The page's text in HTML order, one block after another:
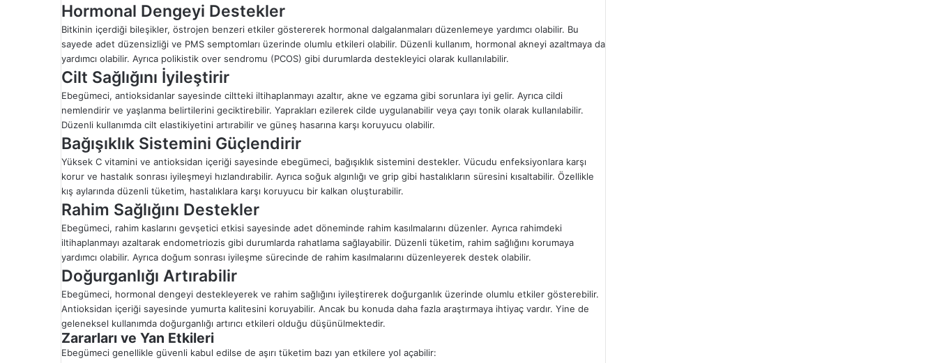
Hormonal Dengeyi Destekler
Bitkinin içerdiği bileşikler, östrojen benzeri etkiler göstererek hormonal dalgalanmaları düzenlemeye yardımcı olabilir. Bu
sayede adet düzensizliği ve PMS semptomları üzerinde olumlu etkileri olabilir. Düzenli kullanım, hormonal akneyi azaltmaya da
yardımcı olabilir. Ayrıca polikistik over sendromu (PCOS) gibi durumlarda destekleyici olarak kullanılabilir.
Cilt Sağlığını İyileştirir
Ebegümeci, antioksidanlar sayesinde ciltteki iltihaplanmayı azaltır, akne ve egzama gibi sorunlara iyi gelir. Ayrıca cildi
nemlendirir ve yaşlanma belirtilerini geciktirebilir. Yaprakları ezilerek cilde uygulanabilir veya çayı tonik olarak kullanılabilir.
Düzenli kullanımda cilt elastikiyetini artırabilir ve güneş hasarına karşı koruyucu olabilir.
Bağışıklık Sistemini Güçlendirir
Yüksek C vitamini ve antioksidan içeriği sayesinde ebegümeci, bağışıklık sistemini destekler. Vücudu enfeksiyonlara karşı
korur ve hastalık sonrası iyileşmeyi hızlandırabilir. Ayrıca soğuk algınlığı ve grip gibi hastalıkların süresini kısaltabilir. Özellikle
kış aylarında düzenli tüketim, hastalıklara karşı koruyucu bir kalkan oluşturabilir.
Rahim Sağlığını Destekler
Ebegümeci, rahim kaslarını gevşetici etkisi sayesinde adet döneminde rahim kasılmalarını düzenler. Ayrıca rahimdeki
iltihaplanmayı azaltarak endometriozis gibi durumlarda rahatlama sağlayabilir. Düzenli tüketim, rahim sağlığını korumaya
yardımcı olabilir. Ayrıca doğum sonrası iyileşme sürecinde de rahim kasılmalarını düzenleyerek destek olabilir.
Doğurganlığı Artırabilir
Ebegümeci, hormonal dengeyi destekleyerek ve rahim sağlığını iyileştirerek doğurganlık üzerinde olumlu etkiler gösterebilir.
Antioksidan içeriği sayesinde yumurta kalitesini koruyabilir. Ancak bu konuda daha fazla araştırmaya ihtiyaç vardır. Yine de
geleneksel kullanımda doğurganlığı artırıcı etkileri olduğu düşünülmektedir.
Zararları ve Yan Etkileri
Ebegümeci genellikle güvenli kabul edilse de aşırı tüketim bazı yan etkilere yol açabilir: